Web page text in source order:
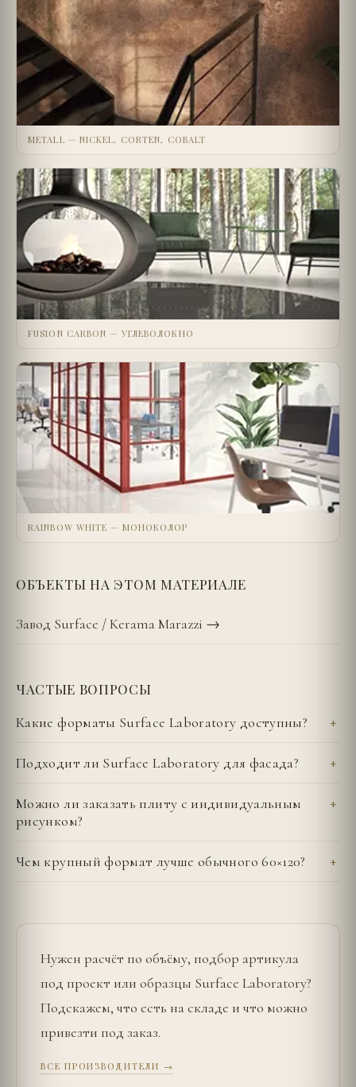
METALL — NICKEL, CORTEN, COBALT
FUSION CARBON — УГЛЕВОЛОКНО
RAINBOW WHITE — МОНОКОЛОР
ОБЪЕКТЫ НА ЭТОМ МАТЕРИАЛЕ
Завод Surface / Kerama Marazzi →
ЧАСТЫЕ ВОПРОСЫ
Какие форматы Surface Laboratory доступны?
Подходит ли Surface Laboratory для фасада?
Можно ли заказать плиту с индивидуальным
рисунком?
Чем крупный формат лучше обычного 60×120?
Нужен расчёт по объёму, подбор артикула
под проект или образцы Surface Laboratory?
Подскажем, что есть на складе и что можно
привезти под заказ.
ВСЕ ПРОИЗВОДИТЕЛИ →